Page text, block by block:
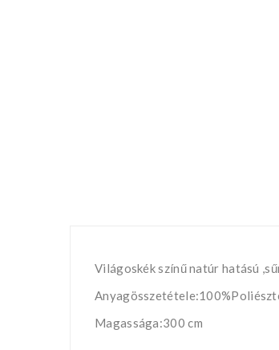
Világoskék színű natúr hatású
Magassága:300 cm